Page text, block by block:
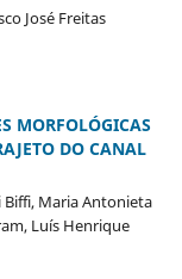
José Freitas
MORFOLÓGICAS
DO CANAL
Biffi, Maria Antonieta
Luís Henrique